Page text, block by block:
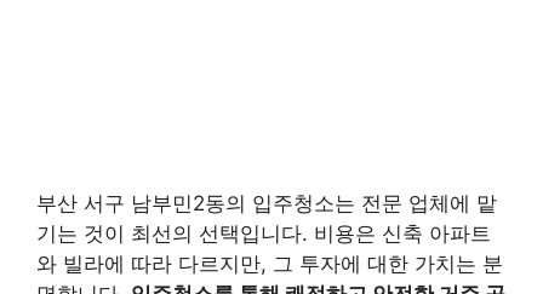
부산 서구 남부민2동의 입주청소는 전문 업체에 맡
기는 것이 최선의 선택입니다. 비용은 신축 아파트
와 빌라에 따라 다르지만, 그 투자에 대한 가치는 분